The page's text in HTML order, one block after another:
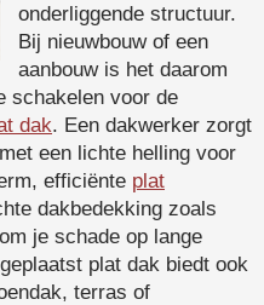
onderliggende structuur.
Bij nieuwbouw of een
aanbouw is het daarom
schakelen voor de
dak. Een dakwerker zorgt
een lichte helling voor
efficiënte plat
dakbedekking zoals
je schade op lange
plat dak biedt ook
terras of